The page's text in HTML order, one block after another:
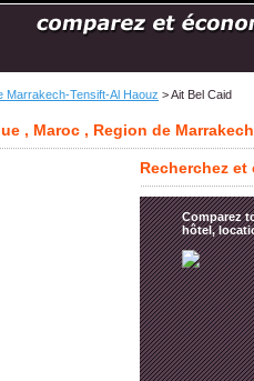
Marrakech-Tensift-Al Haouz > Ait Bel Caid
, Maroc , Region de
Recherchez
Comparez
hôtel,